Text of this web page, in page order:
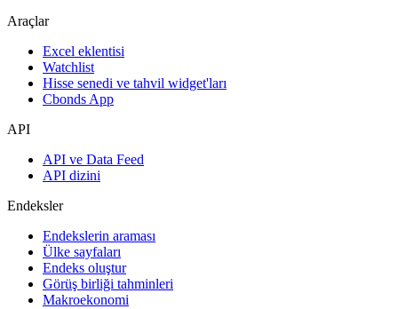
Araçlar
Excel eklentisi
Watchlist
Hisse senedi ve tahvil widget'ları
Cbonds App
API
API ve Data Feed
API dizini
Endeksler
Endekslerin araması
Ülke sayfaları
Endeks oluştur
Görüş birliği tahminleri
Makroekonomi